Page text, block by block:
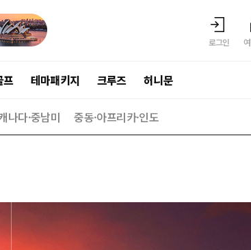
로그인
프 테마패키지 크루즈 허니문
나다·중남미 중동·아프리카·인도